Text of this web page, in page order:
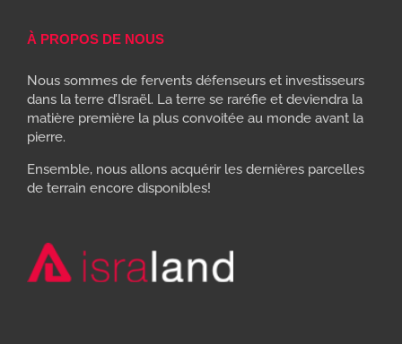
À PROPOS DE NOUS
Nous sommes de fervents défenseurs et investisseurs
dans la terre d’Israël. La terre se raréfie et deviendra la
matière première la plus convoitée au monde avant la
pierre.
Ensemble, nous allons acquérir les dernières parcelles
de terrain encore disponibles!